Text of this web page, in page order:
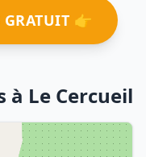
GRATUIT 👉
à Le Cercueil